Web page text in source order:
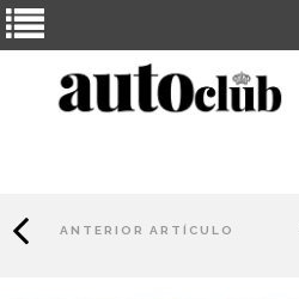
ANTERIOR ARTÍCULO